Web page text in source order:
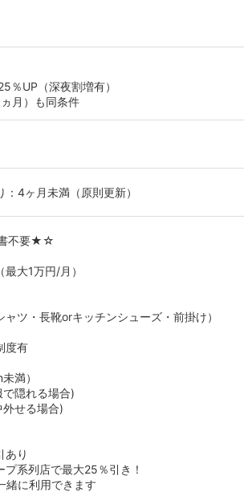
％UP（深夜割増有）
月）も同条件
：4ヶ月未満（原則更新）
不要★☆
大1万円/月）
ツ・長靴orキッチンシューズ・前掛け）
度有
満）
隠れる場合)
せる場合)
あり
系列店で最大25％引き！
緒に利用できます